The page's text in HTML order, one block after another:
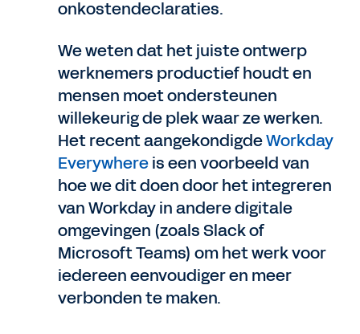
onkostendeclaraties.
We weten dat het juiste ontwerp
werknemers productief houdt en
mensen moet ondersteunen
willekeurig de plek waar ze werken.
Het recent aangekondigdeWorkday
Everywhereis een voorbeeld van
hoe we dit doen door het integreren
van Workday in andere digitale
omgevingen (zoals Slack of
Microsoft Teams) om het werk voor
iedereen eenvoudiger en meer
verbonden te maken.